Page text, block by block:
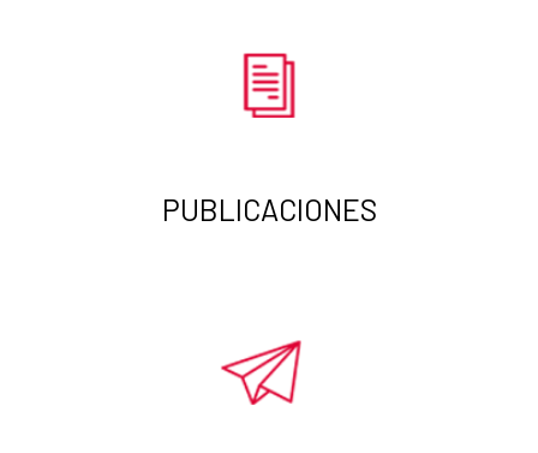
PUBLICACIONES